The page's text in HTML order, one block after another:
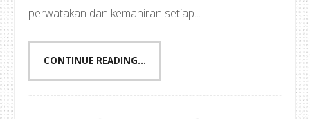
perwatakan dan kemahiran setiap...
CONTINUE READING...